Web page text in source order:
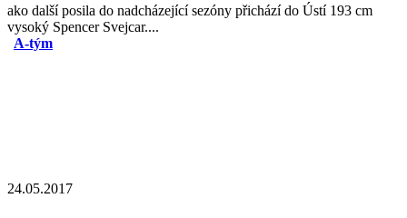
ako další posila do nadcházející sezóny přichází do Ústí 193 cm
vysoký Spencer Svejcar....
A-tým
24.05.2017